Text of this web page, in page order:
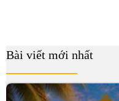
Bài viết mới nhất